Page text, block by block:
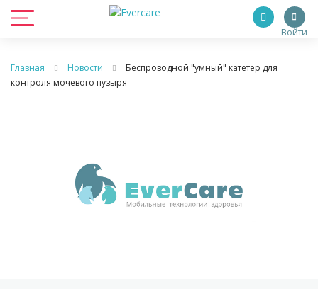
Войти
Главная Новости
Беспроводной "умный" катетер для
контроля мочевого пузыря